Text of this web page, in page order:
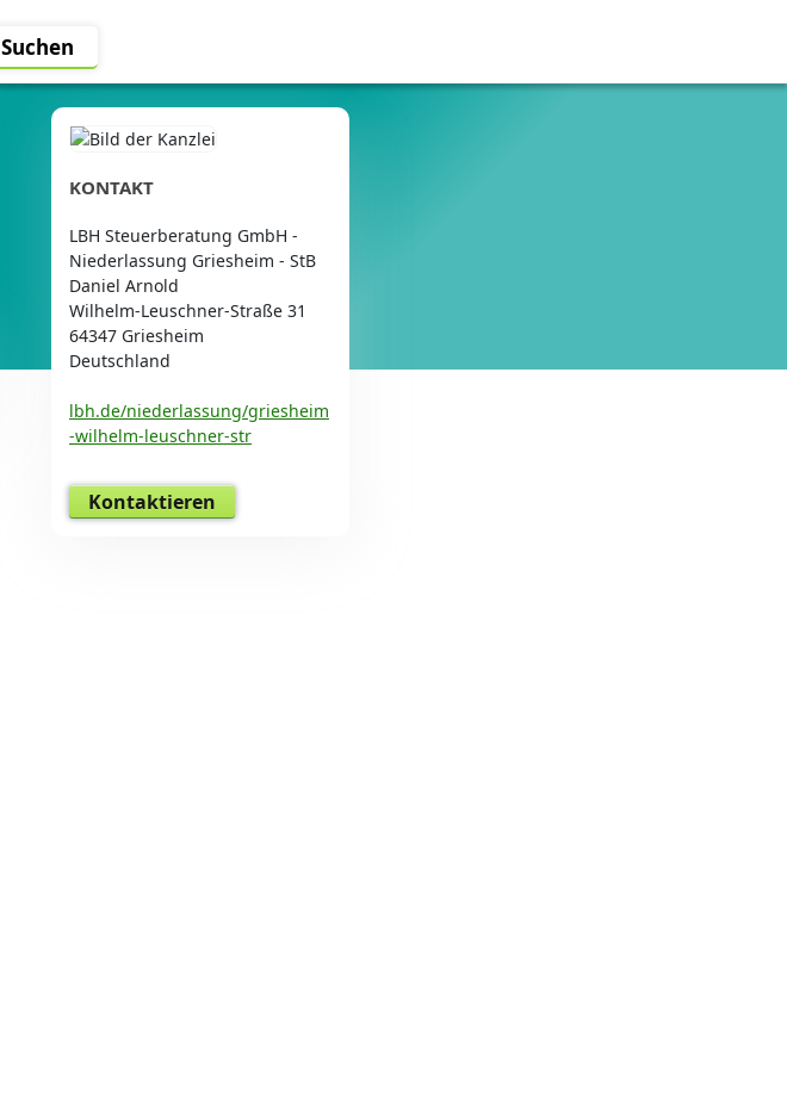
Suchen
KONTAKT
LBH Steuerberatung GmbH -
Niederlassung Griesheim - StB
Daniel Arnold
Wilhelm-Leuschner-Straße 31
64347 Griesheim
Deutschland
lbh.de/niederlassung/griesheim
-wilhelm-leuschner-str
Kontaktieren